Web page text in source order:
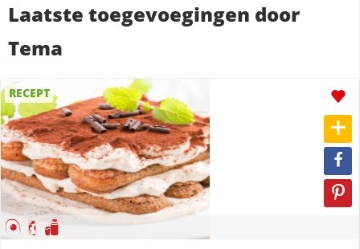
Laatste toegevoegingen door
Tema
RECEPT